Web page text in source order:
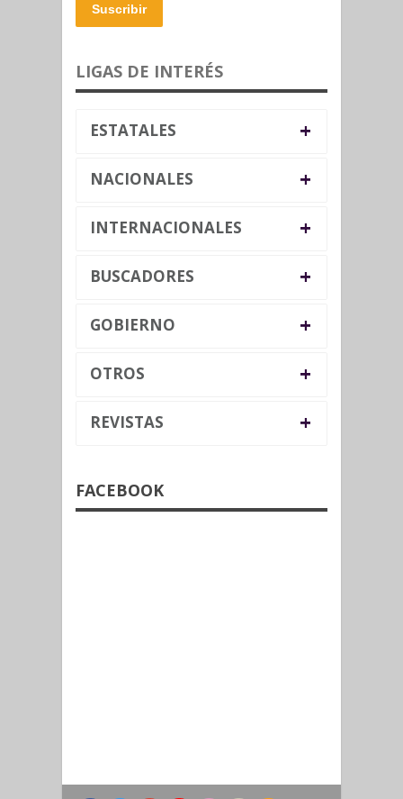
Suscribir
LIGAS DE INTERÉS
ESTATALES +
NACIONALES +
INTERNACIONALES +
BUSCADORES +
GOBIERNO +
OTROS +
REVISTAS +
FACEBOOK